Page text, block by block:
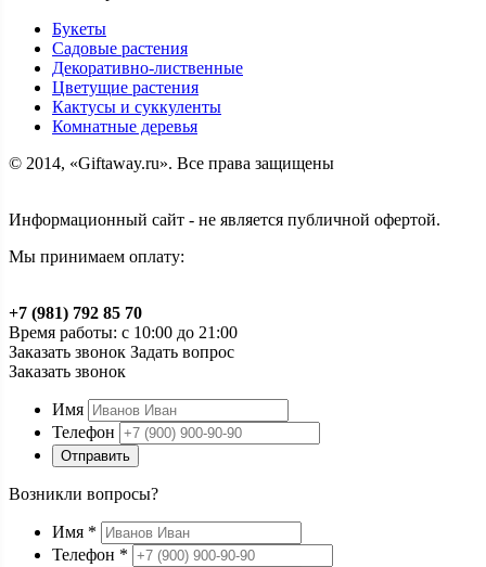
Букеты
Садовые растения
Декоративно-лиственные
Цветущие растения
Кактусы и суккуленты
Комнатные деревья
© 2014, «Giftaway.ru». Все права защищены
Информационный сайт - не является публичной офертой.
Мы принимаем оплату:
+7 (981) 792 85 70
Время работы: с 10:00 до 21:00
Заказать звонок Задать вопрос
Заказать звонок
Имя
Телефон
Отправить
Возникли вопросы?
Имя *
Телефон *